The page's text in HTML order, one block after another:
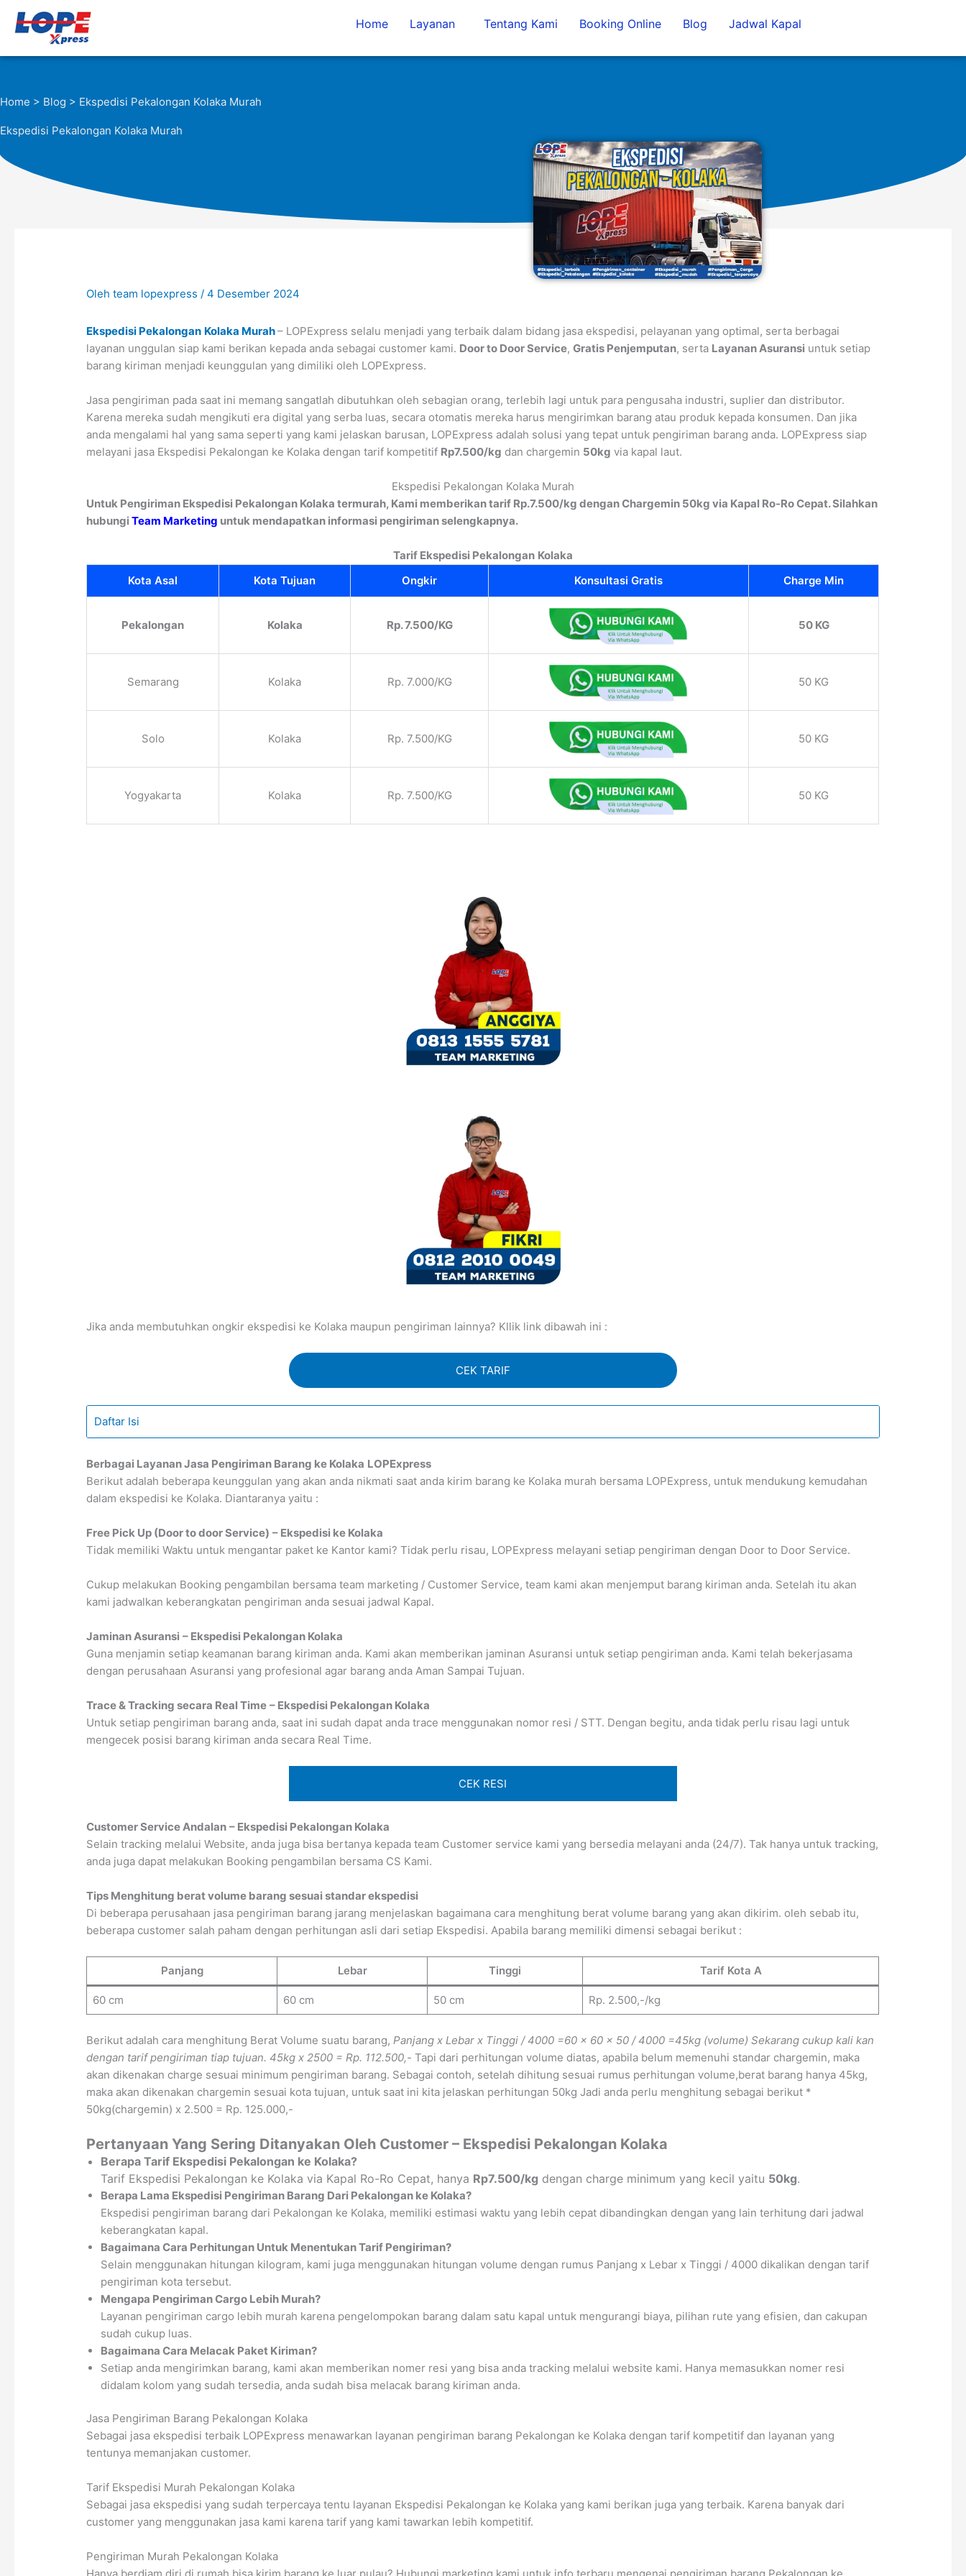
Home Layanan Tentang Kami Booking Online Blog Jadwal Kapal
Home > Blog > Ekspedisi Pekalongan Kolaka Murah
Ekspedisi Pekalongan Kolaka Murah
Olehteam lopexpress/4 Desember 2024
Ekspedisi Pekalongan Kolaka Murah– LOPExpress selalu menjadi yang terbaik dalam bidang jasa ekspedisi, pelayanan yang optimal, serta berbagai
layanan unggulan siap kami berikan kepada anda sebagai customer kami. Door to Door Service,Gratis Penjemputan, serta Layanan Asuransi untuk setiap
barang kiriman menjadi keunggulan yang dimiliki oleh LOPExpress.
Jasa pengiriman pada saat ini memang sangatlah dibutuhkan oleh sebagian orang, terlebih lagi untuk para pengusaha industri, suplier dan distributor.
Karena mereka sudah mengikuti era digital yang serba luas, secara otomatis mereka harus mengirimkan barang atau produk kepada konsumen. Dan jika
anda mengalami hal yang sama seperti yang kami jelaskan barusan, LOPExpress adalah solusi yang tepat untuk pengiriman barang anda. LOPExpress siap
melayani jasa Ekspedisi Pekalongan ke Kolaka dengan tarif kompetitif Rp7.500/kg dan chargemin 50kg via kapal laut.
Ekspedisi Pekalongan Kolaka Murah
Untuk Pengiriman Ekspedisi Pekalongan Kolaka termurah, Kami memberikan tarif Rp.7.500/kg dengan Chargemin 50kg via Kapal Ro-Ro Cepat. Silahkan
hubungiTeam Marketing untuk mendapatkan informasi pengiriman selengkapnya.
Tarif Ekspedisi Pekalongan Kolaka
Kota Asal
Kota Tujuan Ongkir Konsultasi Gratis Charge Min
Pekalongan Kolaka Rp. 7.500/KG 50 KG
Semarang Kolaka Rp. 7.000/KG 50 KG
Solo Kolaka Rp. 7.500/KG 50 KG
Yogyakarta Kolaka Rp. 7.500/KG 50 KG
Jika anda membutuhkan ongkir ekspedisi ke Kolaka maupun pengiriman lainnya? Kllik link dibawah ini :
CEK TARIF
Daftar Isi
Berbagai Layanan Jasa Pengiriman Barang ke Kolaka LOPExpress
Berikut adalah beberapa keunggulan yang akan anda nikmati saat anda kirim barang ke Kolaka murah bersama LOPExpress, untuk mendukung kemudahan
dalam ekspedisi ke Kolaka. Diantaranya yaitu :
Free Pick Up (Door to door Service) – Ekspedisi ke Kolaka
Tidak memiliki Waktu untuk mengantar paket ke Kantor kami? Tidak perlu risau, LOPExpress melayani setiap pengiriman dengan Door to Door Service.
Cukup melakukan Booking pengambilan bersama team marketing / Customer Service, team kami akan menjemput barang kiriman anda. Setelah itu akan
kami jadwalkan keberangkatan pengiriman anda sesuai jadwal Kapal.
Jaminan Asuransi – Ekspedisi Pekalongan Kolaka
Guna menjamin setiap keamanan barang kiriman anda. Kami akan memberikan jaminan Asuransi untuk setiap pengiriman anda. Kami telah bekerjasama
dengan perusahaan Asuransi yang profesional agar barang anda Aman Sampai Tujuan.
Trace & Tracking secara Real Time – Ekspedisi Pekalongan Kolaka
Untuk setiap pengiriman barang anda, saat ini sudah dapat anda trace menggunakan nomor resi / STT. Dengan begitu, anda tidak perlu risau lagi untuk
mengecek posisi barang kiriman anda secara Real Time.
CEK RESI
Customer Service Andalan – Ekspedisi Pekalongan Kolaka
Selain tracking melalui Website, anda juga bisa bertanya kepada team Customer service kami yang bersedia melayani anda (24/7). Tak hanya untuk tracking,
anda juga dapat melakukan Booking pengambilan bersama CS Kami.
Tips Menghitung berat volume barang sesuai standar ekspedisi
Di beberapa perusahaan jasa pengiriman barang jarang menjelaskan bagaimana cara menghitung berat volume barang yang akan dikirim. oleh sebab itu,
beberapa customer salah paham dengan perhitungan asli dari setiap Ekspedisi. Apabila barang memiliki dimensi sebagai berikut :
Panjang Lebar Tinggi Tarif Kota A
60 cm 60 cm 50 cm Rp. 2.500,-/kg
Berikut adalah cara menghitung Berat Volume suatu barang,Panjang x Lebar x Tinggi / 4000 =60 x 60 x 50 / 4000 =45kg (volume) Sekarang cukup kali kan
dengan tarif pengiriman tiap tujuan. 45kg x 2500 = Rp. 112.500,- Tapi dari perhitungan volume diatas, apabila belum memenuhi standar chargemin, maka
akan dikenakan charge sesuai minimum pengiriman barang. Sebagai contoh, setelah dihitung sesuai rumus perhitungan volume,berat barang hanya 45kg,
maka akan dikenakan chargemin sesuai kota tujuan, untuk saat ini kita jelaskan perhitungan 50kg Jadi anda perlu menghitung sebagai berikut *
50kg(chargemin) x 2.500 = Rp. 125.000,-
Pertanyaan Yang Sering Ditanyakan Oleh Customer – Ekspedisi Pekalongan Kolaka
Berapa Tarif Ekspedisi Pekalongan ke Kolaka?
Tarif Ekspedisi Pekalongan ke Kolaka via Kapal Ro-Ro Cepat, hanya Rp7.500/kg dengan charge minimum yang kecil yaitu 50kg.
Berapa Lama Ekspedisi Pengiriman Barang Dari Pekalongan ke Kolaka?
Ekspedisi pengiriman barang dari Pekalongan ke Kolaka, memiliki estimasi waktu yang lebih cepat dibandingkan dengan yang lain terhitung dari jadwal
keberangkatan kapal.
Bagaimana Cara Perhitungan Untuk Menentukan Tarif Pengiriman?
Selain menggunakan hitungan kilogram, kami juga menggunakan hitungan volume dengan rumus Panjang x Lebar x Tinggi / 4000 dikalikan dengan tarif
pengiriman kota tersebut.
Mengapa Pengiriman Cargo Lebih Murah?
Layanan pengiriman cargo lebih murah karena pengelompokan barang dalam satu kapal untuk mengurangi biaya, pilihan rute yang efisien, dan cakupan
sudah cukup luas.
Bagaimana Cara Melacak Paket Kiriman?
Setiap anda mengirimkan barang, kami akan memberikan nomer resi yang bisa anda tracking melalui website kami. Hanya memasukkan nomer resi
didalam kolom yang sudah tersedia, anda sudah bisa melacak barang kiriman anda.
Jasa Pengiriman Barang Pekalongan Kolaka
Sebagai jasa ekspedisi terbaik LOPExpress menawarkan layanan pengiriman barang Pekalongan ke Kolaka dengan tarif kompetitif dan layanan yang
tentunya memanjakan customer.
Tarif Ekspedisi Murah Pekalongan Kolaka
Sebagai jasa ekspedisi yang sudah terpercaya tentu layanan Ekspedisi Pekalongan ke Kolaka yang kami berikan juga yang terbaik. Karena banyak dari
customer yang menggunakan jasa kami karena tarif yang kami tawarkan lebih kompetitif.
Pengiriman Murah Pekalongan Kolaka